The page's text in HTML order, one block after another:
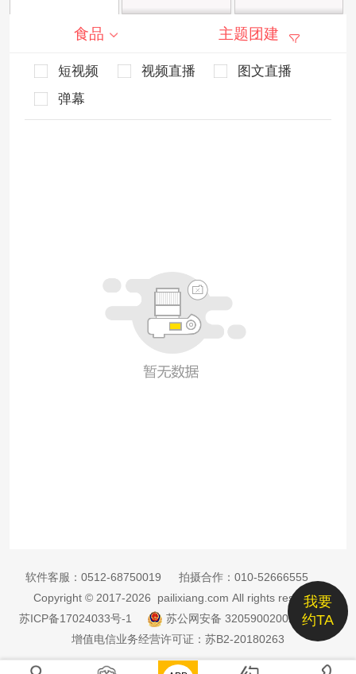
食品 主题团建
短视频 视频直播
图文直播
弹幕
我要
约TA
软件客服： 0512-68750019 拍摄合作： 010-52666555
Copyright © 2017-2026 pailixiang.com All rights reserved
苏ICP备17024033号-1
苏公网安备 32059002002885号
增值电信业务经营许可证：苏B2-20180263